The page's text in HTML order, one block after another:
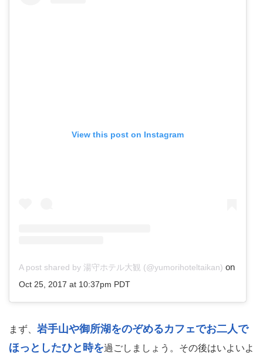
View this post on Instagram
A post shared by 湯守ホテル大観 (@yumorihoteltaikan) on
Oct 25, 2017 at 10:37pm PDT
まず、 岩手山や御所湖をのぞめるカフェでお二人で
ほっとしたひと時を過ごしましょう。その後はいよいよ